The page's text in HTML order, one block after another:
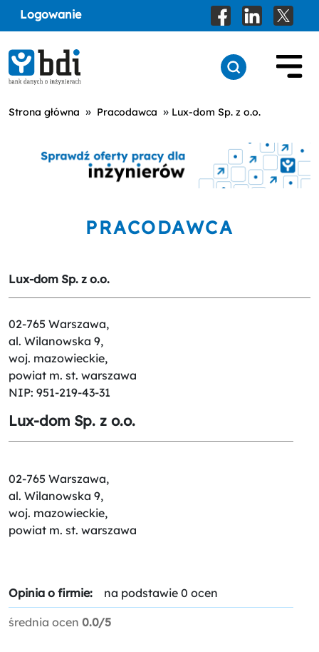
Logowanie
Strona główna » Pracodawca » Lux-dom Sp. z o.o.
PRACODAWCA
Lux-dom Sp. z o.o.
02-765 Warszawa,
al. Wilanowska 9,
woj. mazowieckie,
powiat m. st. warszawa
NIP: 951-219-43-31
Lux-dom Sp. z o.o.
02-765 Warszawa,
al. Wilanowska 9,
woj. mazowieckie,
powiat m. st. warszawa
Opinia o firmie: na podstawie 0 ocen
średnia ocen 0.0/5